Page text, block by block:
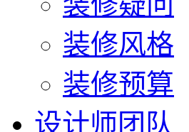
装修风格
装修预算
设计师团队